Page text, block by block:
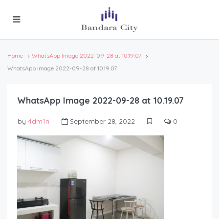
Home
WhatsApp Image 2022-09-28 at 10.19.07
WhatsApp Image 2022-09-28 at 10.19.07
WhatsApp Image 2022-09-28 at 10.19.07
by 4dm1n September 28, 2022 0